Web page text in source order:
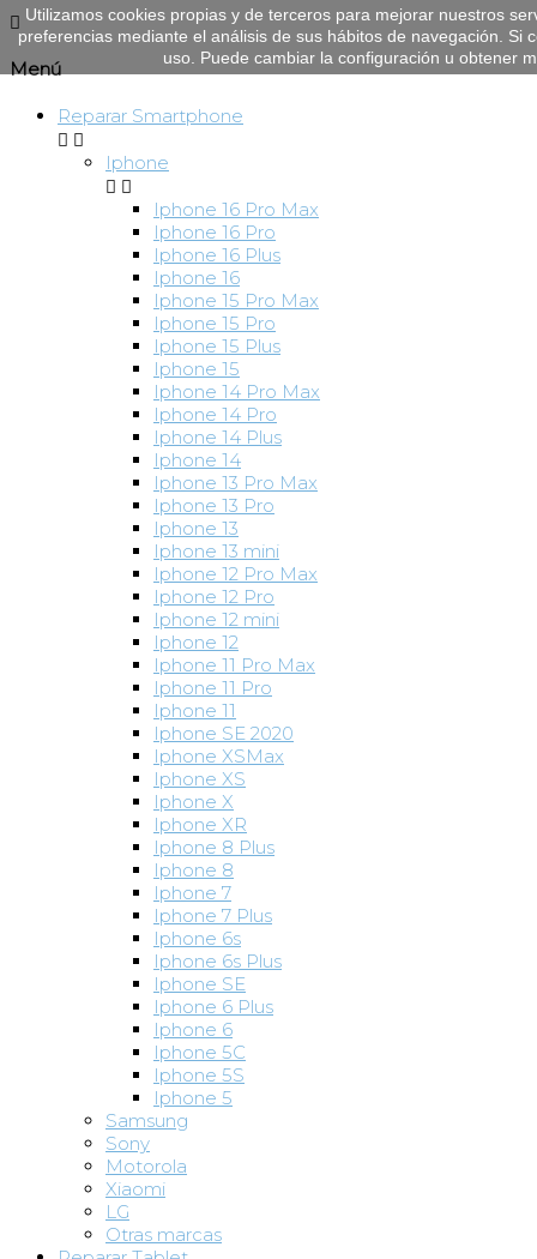

Menú
Reparar Smartphone
 
Iphone
 
Iphone 16 Pro Max
Iphone 16 Pro
Iphone 16 Plus
Iphone 16
Iphone 15 Pro Max
Iphone 15 Pro
Iphone 15 Plus
Iphone 15
Iphone 14 Pro Max
Iphone 14 Pro
Iphone 14 Plus
Iphone 14
Iphone 13 Pro Max
Iphone 13 Pro
Iphone 13
Iphone 13 mini
Iphone 12 Pro Max
Iphone 12 Pro
Iphone 12 mini
Iphone 12
Iphone 11 Pro Max
Iphone 11 Pro
Iphone 11
Iphone SE 2020
Iphone XSMax
Iphone XS
Iphone X
Iphone XR
Iphone 8 Plus
Iphone 8
Iphone 7
Iphone 7 Plus
Iphone 6s
Iphone 6s Plus
Iphone SE
Iphone 6 Plus
Iphone 6
Iphone 5C
Iphone 5S
Iphone 5
Samsung
Sony
Motorola
Xiaomi
LG
Otras marcas
Utilizamos cookies propias y de terceros para mejorar nuestros
preferencias mediante el análisis de sus hábitos de navegación. Si
uso. Puede cambiar la configuración u obtener